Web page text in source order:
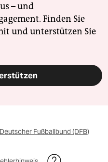
– und
Finden Sie
und unterstützen Sie
Fußballbund (DFB)